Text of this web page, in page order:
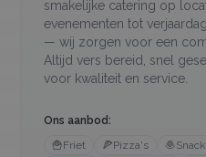
smakelijke catering op
evenementen tot
— wij zorgen voor een
Altijd vers bereid, snel
voor kwaliteit en service.
Ons aanbod:
🍟Friet 🍕Pizza's 🧆